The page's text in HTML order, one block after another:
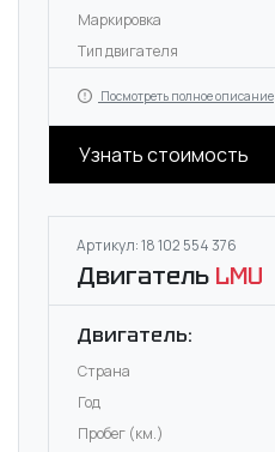
Маркировка
Тип двигателя
Посмотреть полное описание
Узнать стоимость
Артикул: 18 102 554 376
Двигатель LMU
Двигатель:
Страна
Год
Пробег (км.)